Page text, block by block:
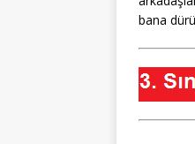
bana